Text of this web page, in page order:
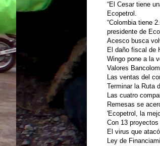
“El Cesar tiene
Ecopetrol.
“Colombia tiene
presidente de
Acesco busca
El daño fiscal de
Wingo pone a la
Valores
Las ventas del
Terminar la Ruta
Las cuatro
Remesas se
'Ecopetrol, la
Con 13
El virus que
Ley de